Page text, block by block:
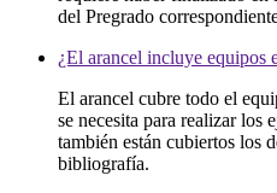
del Pregrado
¿El arancel incluye equipos
El arancel cubre todo el
se necesita para realizar los
también están cubiertos los
bibliografía.